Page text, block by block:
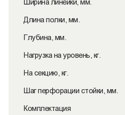
Ширина линейки, мм.
Длина полки, мм.
Глубина, мм.
Нагрузка на уровень, кг.
На секцию, кг.
Шаг перфорации стойки, мм.
Комплектация